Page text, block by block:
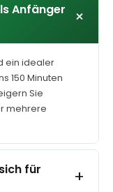
Anfänger
+
ein idealer
150 Minuten
Sie
mehrere
für
+